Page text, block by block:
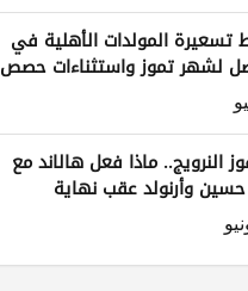
تسعيرة المولدات الأهلية في
لشهر تموز واستثناءات حصص
النرويج.. ماذا فعل هالاند مع
وأرنولد عقب نهاية